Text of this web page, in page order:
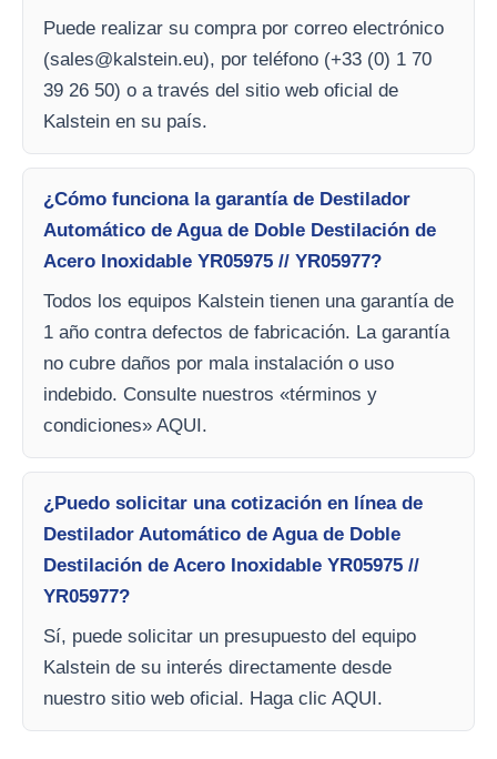
Puede realizar su compra por correo electrónico
(sales@kalstein.eu), por teléfono (+33 (0) 1 70
39 26 50) o a través del sitio web oficial de
Kalstein en su país.
¿Cómo funciona la garantía de Destilador
Automático de Agua de Doble Destilación de
Acero Inoxidable YR05975 // YR05977?
Todos los equipos Kalstein tienen una garantía de
1 año contra defectos de fabricación. La garantía
no cubre daños por mala instalación o uso
indebido. Consulte nuestros «términos y
condiciones» AQUI.
¿Puedo solicitar una cotización en línea de
Destilador Automático de Agua de Doble
Destilación de Acero Inoxidable YR05975 //
YR05977?
Sí, puede solicitar un presupuesto del equipo
Kalstein de su interés directamente desde
nuestro sitio web oficial. Haga clic AQUI.